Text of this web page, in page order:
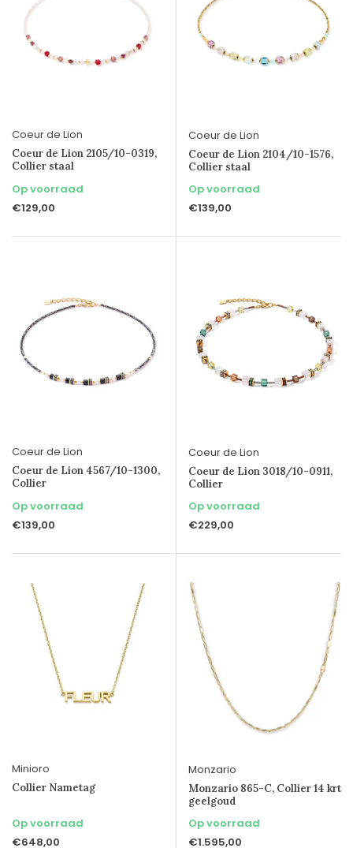
Coeur de Lion
Coeur de Lion 2105/10-0319,
Collier staal
Op voorraad
€129,00
Coeur de Lion
Coeur de Lion 2104/10-1576,
Collier staal
Op voorraad
€139,00
Coeur de Lion
Coeur de Lion 4567/10-1300,
Collier
Op voorraad
€139,00
Coeur de Lion
Coeur de Lion 3018/10-0911,
Collier
Op voorraad
€229,00
Minioro
Collier Nametag
Op voorraad
€648,00
Monzario
Monzario 865-C, Collier 14 krt
geelgoud
Op voorraad
€1.595,00